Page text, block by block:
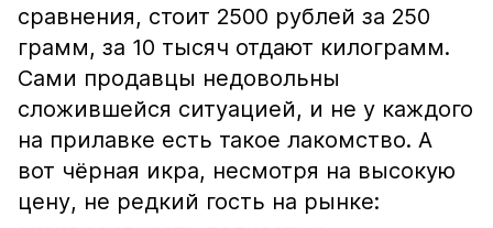
сравнения, стоит 2500 рублей за 250
грамм, за 10 тысяч отдают килограмм.
Сами продавцы недовольны
сложившейся ситуацией, и не у каждого
на прилавке есть такое лакомство. А
вот чёрная икра, несмотря на высокую
цену, не редкий гость на рынке: